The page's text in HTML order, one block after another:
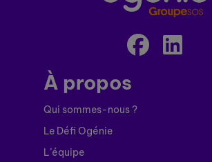
À propos
Qui sommes-nous ?
Le Défi Ogénie
L’équipe